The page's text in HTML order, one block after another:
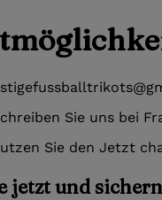
Sie uns bei
Sie den Jetzt
jetzt und